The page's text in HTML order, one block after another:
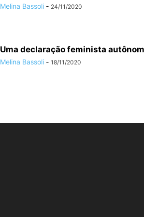
Melina Bassoli - 24/11/2020
Uma declaração feminista
Melina Bassoli - 18/11/2020